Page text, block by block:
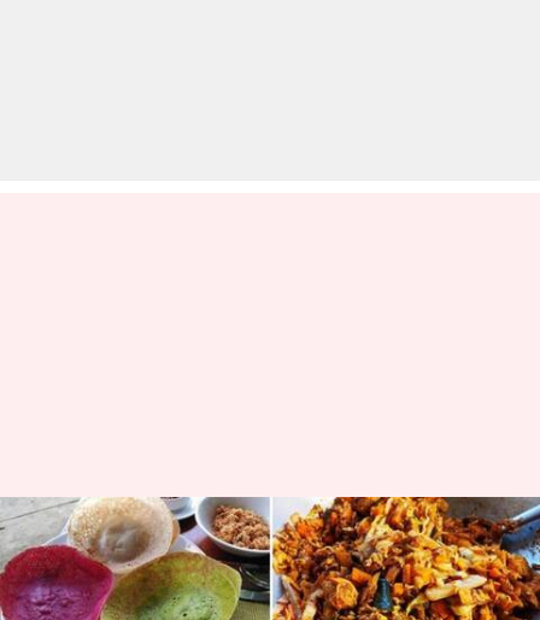
Hidangan Vegetarian di Sri
Lanka Yang Benar-Benar Tidak
Boleh Dilewatkan